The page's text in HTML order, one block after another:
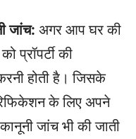
जांच: अगर आप घर की
प्रॉपर्टी की
होती है। जिसके
के लिए अपने
जांच भी की जाती